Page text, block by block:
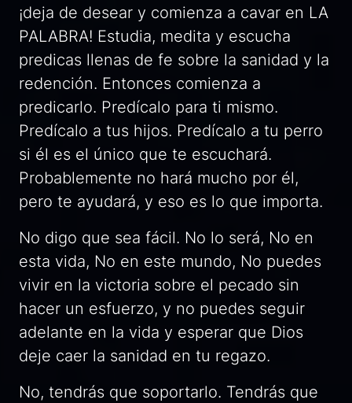
¡deja de desear y comienza a cavar en LA
PALABRA! Estudia, medita y escucha
predicas llenas de fe sobre la sanidad y la
redención. Entonces comienza a
predicarlo. Predícalo para ti mismo.
Predícalo a tus hijos. Predícalo a tu perro
si él es el único que te escuchará.
Probablemente no hará mucho por él,
pero te ayudará, y eso es lo que importa.
No digo que sea fácil. No lo será, No en
esta vida, No en este mundo, No puedes
vivir en la victoria sobre el pecado sin
hacer un esfuerzo, y no puedes seguir
adelante en la vida y esperar que Dios
deje caer la sanidad en tu regazo.
No, tendrás que soportarlo. Tendrás que